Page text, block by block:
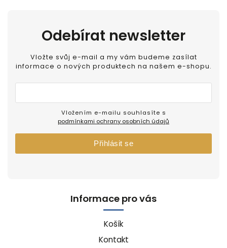
Odebírat newsletter
Vložte svůj e-mail a my vám budeme zasílat
informace o nových produktech na našem e-shopu.
podmínkami ochrany osobních údajů
Přihlásit se
Informace pro vás
Košík
Kontakt